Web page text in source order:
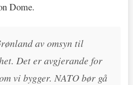
Dome.
av omsyn til
Det er avgjerande for
vi bygger. NATO bør gå